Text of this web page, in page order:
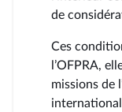
de
Ces
l’OFPRA,
missions de